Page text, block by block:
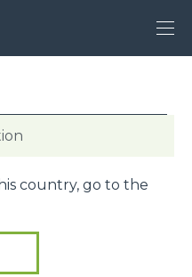
country, go to the